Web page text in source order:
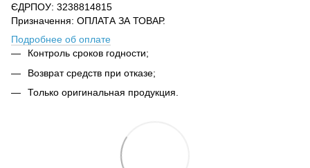
ЄДРПОУ: 3238814815
Призначення: ОПЛАТА ЗА ТОВАР.
Подробнее об оплате
Контроль сроков годности;
Возврат средств при отказе;
Только оригинальная продукция.